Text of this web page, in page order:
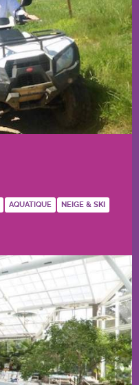
AQUATIQUE NEIGE & SKI